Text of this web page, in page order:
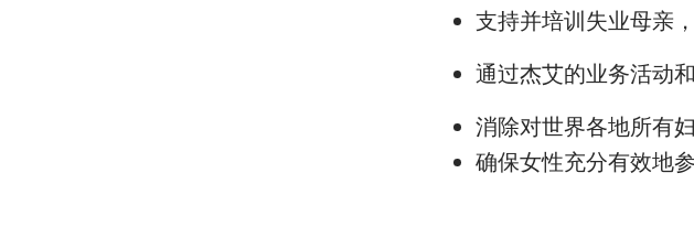
支持并培训失业母亲
通过杰艾的业务活动
消除对世界各地所有
确保女性充分有效地